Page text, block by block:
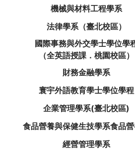
機械與材料工程學系
法律學系（臺北校區）
國際事務與外交學士學位學
（全英語授課．桃園校區）
財務金融學系
寰宇外語教育學士學位學程
企業管理學系(臺北校區)
食品營養與保健生技學系食品
經營管理學系